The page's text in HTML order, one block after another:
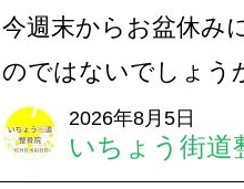
のこわばり・頭痛や
ながることがありま
は、...
今週末からお盆休み
のではないでしょう
長時間の運転などで
痛・足の疲れが出や
2026年8月5日
いちょう街道